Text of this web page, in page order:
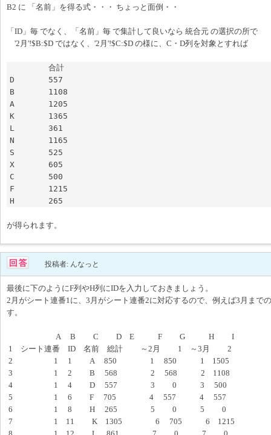
B2 に 「名前」を得る式・・・ ちょっと面倒・・
「ID」毎 でなく、「名前」毎 で集計して良いなら 統合元 の選択の所で
'2月'!$B:$D ではなく、'2月'!$C:$D の様に、C・D列を対象とすれば
D	557
B	1108
A	1205
K	1365
L	361
N	1165
S	525
X	605
C	500
F	1215
が得られます。
投稿者: んなっと
最後に下のようにF列やH列にIDを入力しておきましょう。
2月がシート連番1に、3月がシート連番2に対応するので、例えば3月まで
す。
A B C D E F G H I
1 シート連番 ID 名前 総計 ～2月 1 ～3月 2
2 1 1 A 850 1 850 1 1505
3 1 2 B 568 2 568 2 1108
4 1 4 D 557 3 0 3 500
5 1 6 F 705 4 557 4 557
6 1 8 H 265 5 0 5 0
7 1 11 K 1305 6 705 6 1215
8 1 12 L 861 7 0 7 0